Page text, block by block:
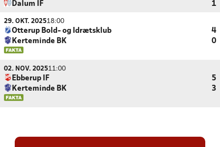
Dalum IF
1
29. OKT. 202518:00
Otterup Bold- og Idrætsklub
4
Kerteminde BK
0
02. NOV. 202511:00
Ebberup IF
5
Kerteminde BK
3